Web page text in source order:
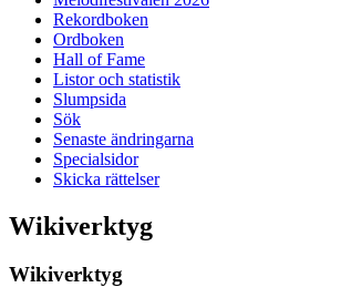
Rekordboken
Ordboken
Hall of Fame
Listor och statistik
Slumpsida
Sök
Senaste ändringarna
Specialsidor
Skicka rättelser
Wikiverktyg
Wikiverktyg